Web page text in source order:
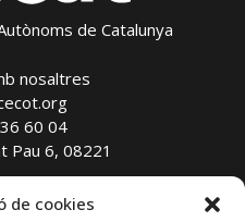
de cookies
de Catalunya
nosaltres
60 04
Pau 6, 08221